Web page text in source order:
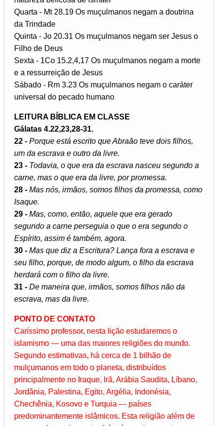
Quarta - Mt 28.19 Os muçulmanos negam a doutrina
da Trindade
Quinta - Jo 20.31 Os muçulmanos negam ser Jesus o
Filho de Deus
Sexta - 1Co 15.2,4,17 Os muçulmanos negam a morte
e a ressurreição de Jesus
Sábado - Rm 3.23 Os muçulmanos negam o caráter
universal do pecado humano
LEITURA BÍBLICA EM CLASSE
Gálatas 4.22,23,28-31.
22 - Porque está escrito que Abraão teve dois filhos,
um da escrava e outro da livre.
23 - Todavia, o que era da escrava nasceu segundo a
carne, mas o que era da livre, por promessa.
28 - Mas nós, irmãos, somos filhos da promessa, como
Isaque.
29 - Mas, como, então, aquele que era gerado
segundo a carne perseguia o que o era segundo o
Espírito, assim é também, agora.
30 - Mas que diz a Escritura? Lança fora a escrava e
seu filho, porque, de modo algum, o filho da escrava
herdará com o filho da livre.
31 - De maneira que, irmãos, somos filhos não da
escrava, mas da livre.
PONTO DE CONTATO
Caríssimo professor, nesta lição estudaremos o
islamismo — uma das maiores religiões do mundo.
Segundo estimativas, há cerca de 1 bilhão de
mulçumanos em todo o planeta, distribuídos
principalmente no Iraque, Irã, Arábia Saudita, Líbano,
Jordânia, Palestina, Egito, Argélia, Indonésia,
Chechênia, Kosovo e Turquia — países
predominantemente islâmicos. Esta religião além de